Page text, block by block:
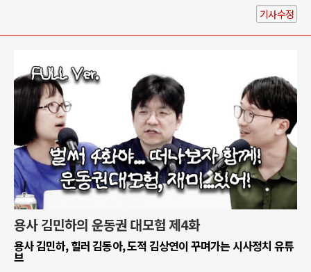
기사수정
용사 김민하의 운동권 대모험 제4화
용사 김민하, 힐러 김동아, 도적 김상연이 꾸며가는 시사정치 유튜
브